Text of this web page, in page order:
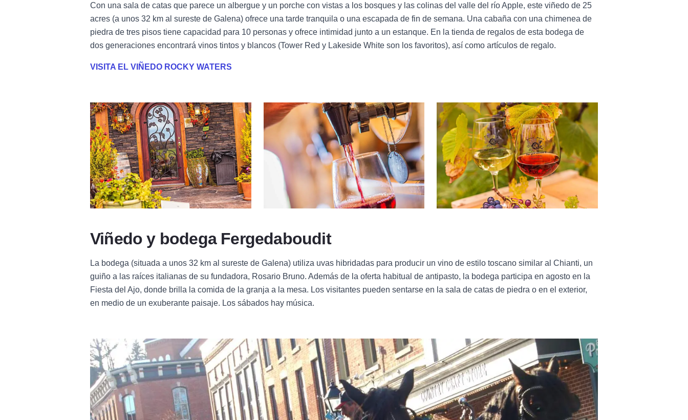
Con una sala de catas que parece un albergue y un porche con vistas a los bosques y las colinas del valle del río Apple, este viñedo de 25
acres (a unos 32 km al sureste de Galena) ofrece una tarde tranquila o una escapada de fin de semana. Una cabaña con una chimenea de
piedra de tres pisos tiene capacidad para 10 personas y ofrece intimidad junto a un estanque. En la tienda de regalos de esta bodega de
dos generaciones encontrará vinos tintos y blancos (Tower Red y Lakeside White son los favoritos), así como artículos de regalo.
VISITA EL VIÑEDO ROCKY WATERS
Viñedo y bodega Fergedaboudit
La bodega (situada a unos 32 km al sureste de Galena) utiliza uvas hibridadas para producir un vino de estilo toscano similar al Chianti, un
guiño a las raíces italianas de su fundadora, Rosario Bruno. Además de la oferta habitual de antipasto, la bodega participa en agosto en la
Fiesta del Ajo, donde brilla la comida de la granja a la mesa. Los visitantes pueden sentarse en la sala de catas de piedra o en el exterior,
en medio de un exuberante paisaje. Los sábados hay música.